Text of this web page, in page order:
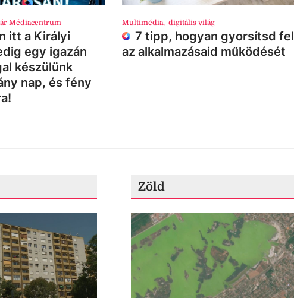
Médiacentrum
itt a Királyi
egy igazán
készülünk
nap, és fény
Multimédia, digitális világ
7 tipp, hogyan gyorsítsd fel
az alkalmazásaid működését
Zöld